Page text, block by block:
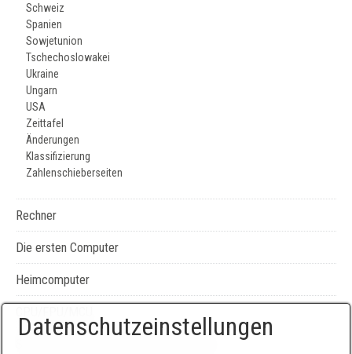
Schweiz
Spanien
Sowjetunion
Tschechoslowakei
Ukraine
Ungarn
USA
Zeittafel
Änderungen
Klassifizierung
Zahlenschieberseiten
Rechner
Die ersten Computer
Heimcomputer
Datenschutzeinstellungen